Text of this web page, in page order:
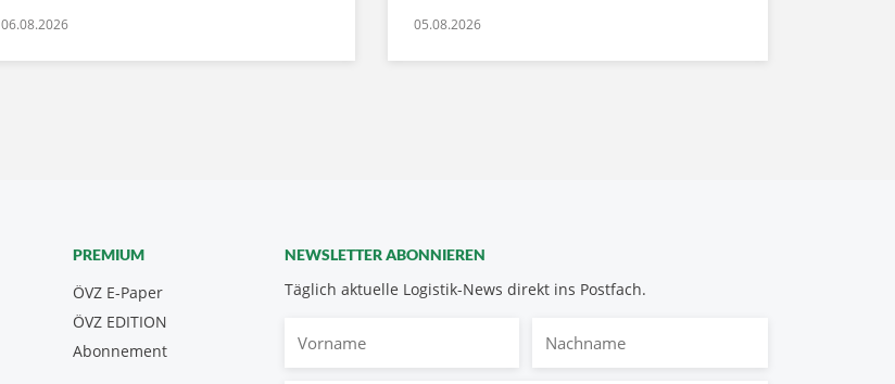
06.08.2026 05.08.2026
NEWSLETTER ABONNIEREN
Täglich aktuelle Logistik-News direkt ins Postfach.
PREMIUM
ÖVZ E-Paper
Abonnement
ÖVZ EDITION